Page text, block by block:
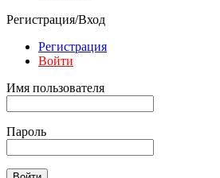
Регистрация/Вход
Регистрация
Войти
Имя пользователя
Пароль